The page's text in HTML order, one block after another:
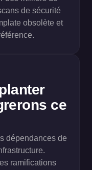
de sécurité
obsolète et
ce
dépendances de
ramifications